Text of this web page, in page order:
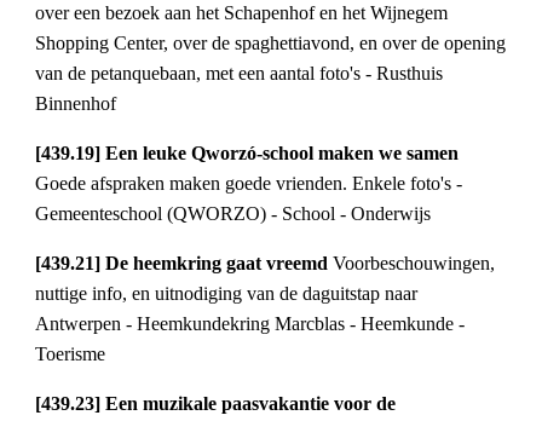
over een bezoek aan het Schapenhof en het Wijnegem
Shopping Center, over de spaghettiavond, en over de opening
van de petanquebaan, met een aantal foto's - Rusthuis
Binnenhof
Goede afspraken maken goede vrienden. Enkele foto's -
Gemeenteschool (QWORZO) - School - Onderwijs
[439.21] De heemkring gaat vreemd Voorbeschouwingen,
nuttige info, en uitnodiging van de daguitstap naar
Antwerpen - Heemkundekring Marcblas - Heemkunde -
Toerisme
[439.23] Een muzikale paasvakantie voor de